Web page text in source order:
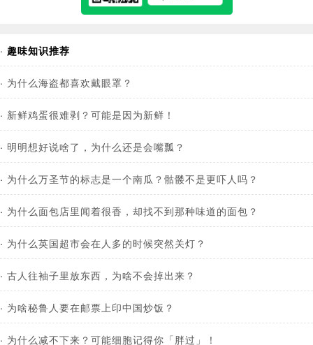
· 趣味知识推荐
· 为什么海盗都喜欢戴眼罩？
· 新鲜鸡蛋很难剥？可能是因为新鲜！
· 明明想好说啥了，为什么还是会嘴瓢？
· 为什么万圣节的标志是一个南瓜？骷髅不是更吓人吗？
· 为什么面包店里闻着很香，却找不到那种味道的面包？
· 为什么英国超市会在人多的时候突然关灯？
· 古人往袖子里放东西，为啥不会掉出来？
· 为啥秘鲁人要在邮票上印中国炒饭？
· 为什么减不下来？可能细胞记得你「胖过」！